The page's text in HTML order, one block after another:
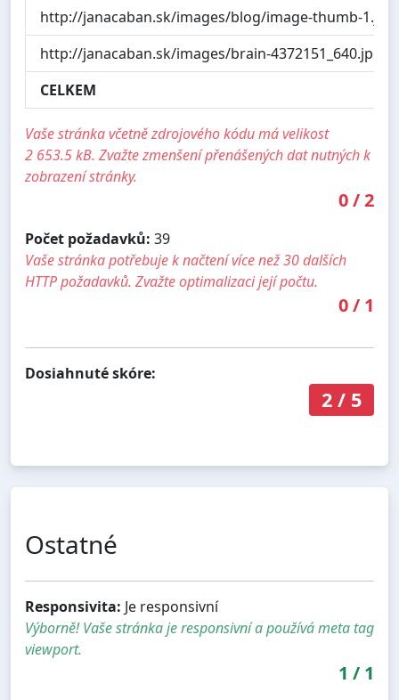
http://janacaban.sk/images/blog/image-thumb-1.jpg
http://janacaban.sk/images/brain-4372151_640.jpg
CELKEM
Vaše stránka včetně zdrojového kódu má velikost
2 653.5 kB. Zvažte zmenšení přenášených dat nutných k
zobrazení stránky.
0/2
Počet požadavků: 39
Vaše stránka potřebuje k načtení více než 30 dalších
HTTP požadavků. Zvažte optimalizaci její počtu.
0/ 1
Dosiahnuté skóre:
2/ 5
Ostatné
Responsivita: Je responsivní
Výborně! Vaše stránka je responsivní a používá meta tag
viewport.
1 / 1